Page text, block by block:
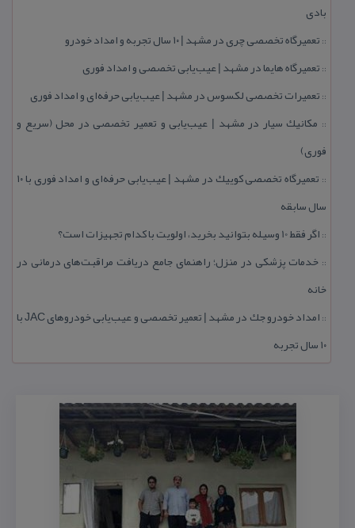
بادی
:: تعمیرگاه تخصصی چری در مشهد | ۱۰ سال تجربه و امداد خودرو
:: تعمیرگاه هایما در مشهد | عیب‌یابی تخصصی و امداد فوری
:: تعمیرات تخصصی لكسوس در مشهد | عیب‌یابی حرفه‌ای و امداد فوری
:: مكانیك سیار در مشهد | عیب‌یابی و تعمیر تخصصی در محل (سریع و
فوری)
::
تعمیرگاه تخصصی كوییك در مشهد | عیب‌یابی حرفه‌ای و امداد فوری با ۱۰
سال سابقه
:: اگر فقط 10 وسیله بتوانید بخرید، اولویت با كدام تجهیزات است؟
:: خدمات پزشكی در منزل؛ راهنمای جامع دریافت مراقبت‌های درمانی در
خانه
::
امداد خودرو جك در مشهد | تعمیر تخصصی و عیب‌یابی خودروهای JAC با
۱۰ سال تجربه